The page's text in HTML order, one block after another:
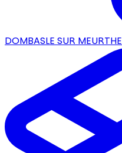
DOMBASLE SUR MEURTHE